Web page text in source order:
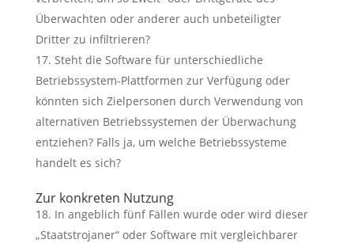
Überwachten oder anderer auch unbeteiligter
Dritter zu infiltrieren?
Steht die Software für unterschiedliche
Betriebssystem-Plattformen zur Verfügung oder
könnten sich Zielpersonen durch Verwendung von
alternativen Betriebssystemen der Überwachung
entziehen? Falls ja, um welche Betriebssysteme
handelt es sich?
Zur konkreten Nutzung
In angeblich fünf Fällen wurde oder wird dieser
„Staatstrojaner“ oder Software mit vergleichbarer